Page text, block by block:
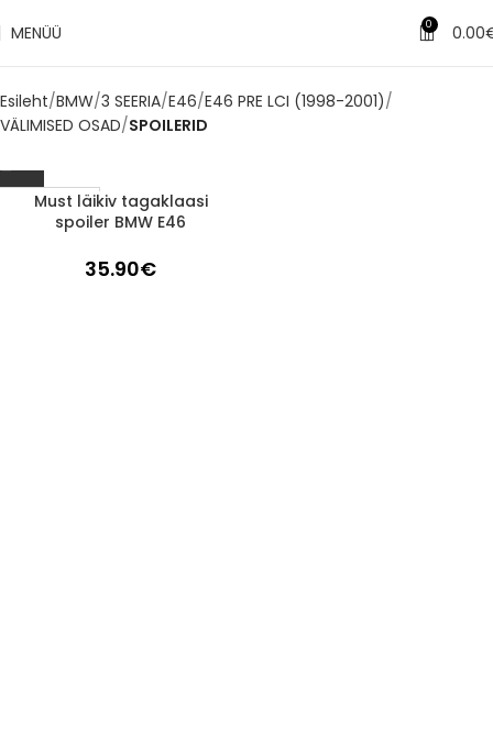
MENÜÜ 0 0.00
Esileht BMW 3 SEERIA E46 E46 PRE LCI (1998-2001)
VÄLIMISED OSAD SPOILERID
1-3 d.d.
Must läikiv tagaklaasi
spoiler BMW E46
35.90€